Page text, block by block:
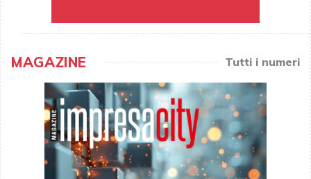
MAGAZINE Tutti i numeri